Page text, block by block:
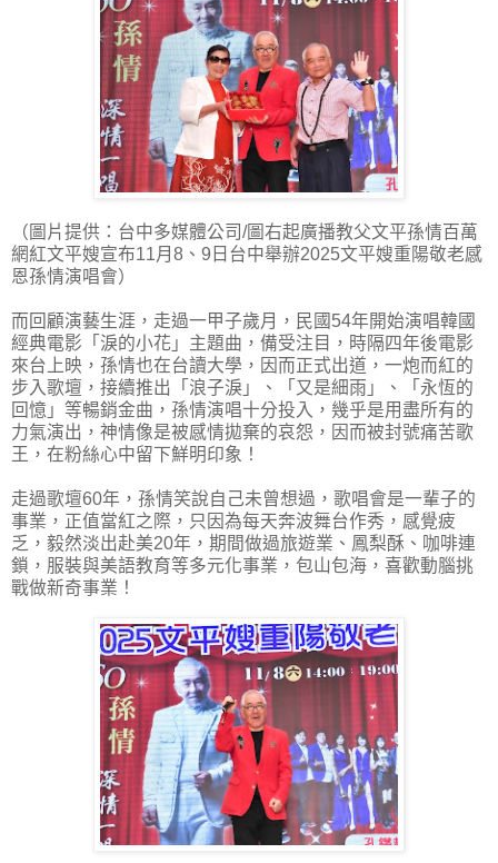
（圖片提供：台中多媒體公司/圖右起廣播教父文平孫情百萬
網紅文平嫂宣布11月8、9日台中舉辦2025文平嫂重陽敬老感
恩孫情演唱會）
而回顧演藝生涯，走過一甲子歲月，民國54年開始演唱韓國
經典電影「淚的小花」主題曲，備受注目，時隔四年後電影
來台上映，孫情也在台讀大學，因而正式出道，一炮而紅的
步入歌壇，接續推出「浪子淚」、「又是細雨」、「永恆的
回憶」等暢銷金曲，孫情演唱十分投入，幾乎是用盡所有的
力氣演出，神情像是被感情拋棄的哀怨，因而被封號痛苦歌
王，在粉絲心中留下鮮明印象！
走過歌壇60年，孫情笑說自己未曾想過，歌唱會是一輩子的
事業，正值當紅之際，只因為每天奔波舞台作秀，感覺疲
乏，毅然淡出赴美20年，期間做過旅遊業、鳳梨酥、咖啡連
鎖，服裝與美語教育等多元化事業，包山包海，喜歡動腦挑
戰做新奇事業！